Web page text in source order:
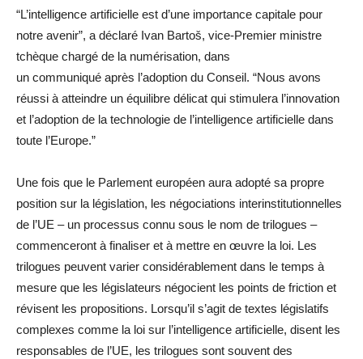
“L’intelligence artificielle est d’une importance capitale pour
notre avenir”, a déclaré Ivan Bartoš, vice-Premier ministre
tchèque chargé de la numérisation, dans
un communiqué après l’adoption du Conseil. “Nous avons
réussi à atteindre un équilibre délicat qui stimulera l’innovation
et l’adoption de la technologie de l’intelligence artificielle dans
toute l’Europe.”
Une fois que le Parlement européen aura adopté sa propre
position sur la législation, les négociations interinstitutionnelles
de l’UE – un processus connu sous le nom de trilogues –
commenceront à finaliser et à mettre en œuvre la loi. Les
trilogues peuvent varier considérablement dans le temps à
mesure que les législateurs négocient les points de friction et
révisent les propositions. Lorsqu’il s’agit de textes législatifs
complexes comme la loi sur l’intelligence artificielle, disent les
responsables de l’UE, les trilogues sont souvent des